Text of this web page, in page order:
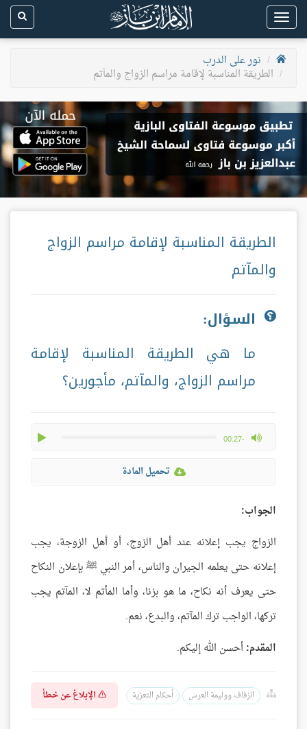
Toggle
navigation
نور على الدرب
الطريقة المناسبة لإقامة مراسم الزواج والمآتم
الطريقة المناسبة لإقامة مراسم الزواج
والمآتم
السؤال:
ما هي الطريقة المناسبة لإقامة
مراسم الزواج، والمآتم، مأجورين؟
-00:27
max volume
تحميل المادة
الجواب:
الزواج يجب إعلانه عند أهل الزوج، أو أهل الزوجة، يجب
إعلانه حتى يعلمه الجيران والناس، أمر النبي ﷺ بإعلان النكاح
حتى يعرف أنه نكاح، ما هو بزنا، وأما المأتم لا، المآتم يجب
تركها، الواجب ترك المآتم، والبدع، نعم.
المقدم:أحسن الله إليكم.
الزفاف ووليمة العرس أحكام التعزية الإبلاغ عن خطأ